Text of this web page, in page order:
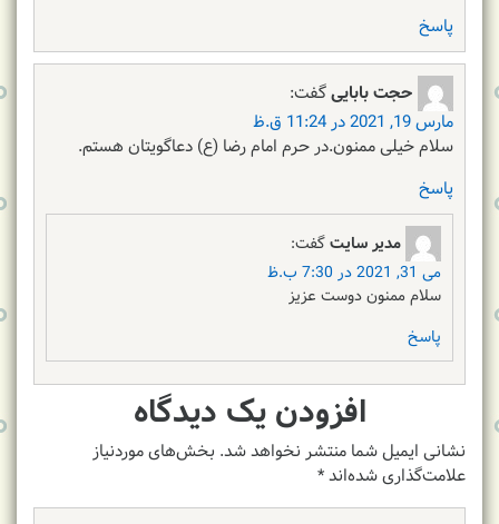
پاسخ
حجت باباییگفت:
مارس 19, 2021 در 11:24 ق.ظ
سلام خیلی ممنون.در حرم امام رضا (ع) دعاگویتان هستم.
پاسخ
مدیر سایتگفت:
می 31, 2021 در 7:30 ب.ظ
سلام ممنون دوست عزیز
پاسخ
افزودن یک دیدگاه
نشانی ایمیل شما منتشر نخواهد شد. بخش‌های موردنیاز
علامت‌گذاری شده‌اند*